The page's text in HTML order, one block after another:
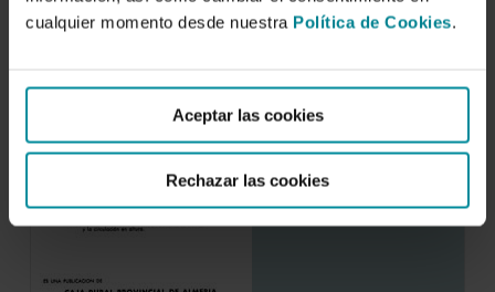
cualquier momento desde nuestra Política de Cookies.
Aceptar las cookies
Rechazar las cookies